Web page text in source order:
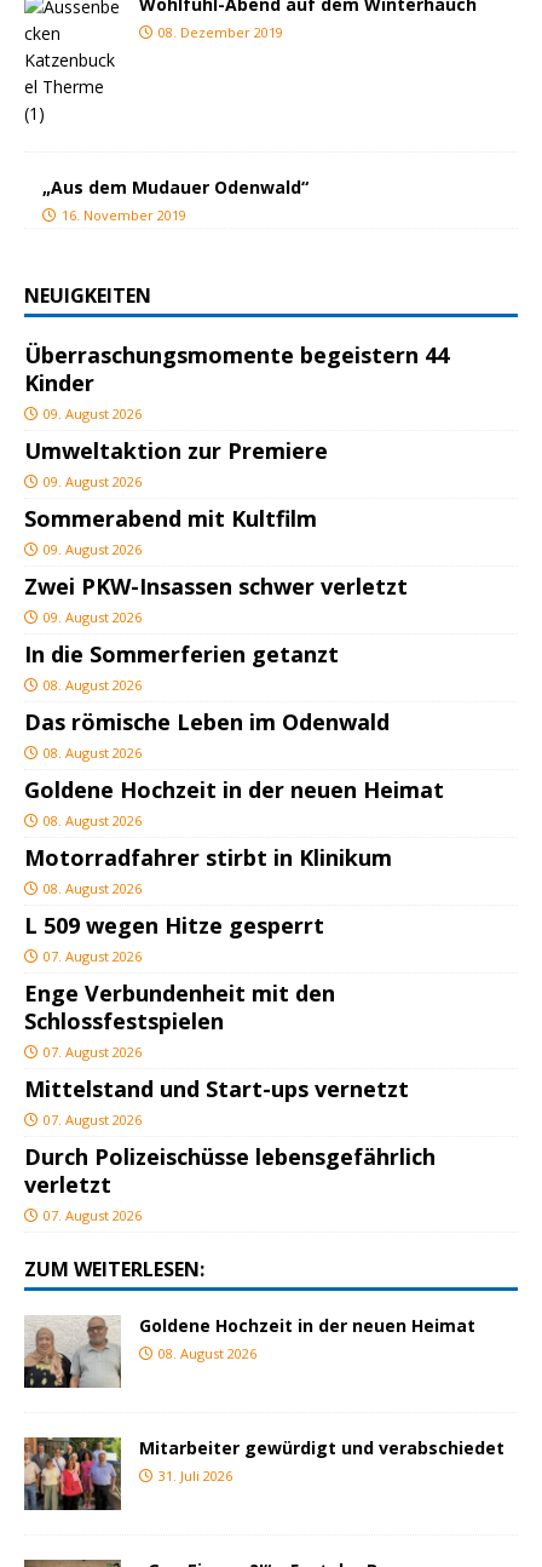
08. Dezember 2019
„Aus dem Mudauer Odenwald“
16. November 2019
NEUIGKEITEN
Überraschungsmomente begeistern 44
Kinder
09. August 2026
Umweltaktion zur Premiere
09. August 2026
Sommerabend mit Kultfilm
09. August 2026
Zwei PKW-Insassen schwer verletzt
09. August 2026
In die Sommerferien getanzt
08. August 2026
Das römische Leben im Odenwald
08. August 2026
Goldene Hochzeit in der neuen Heimat
08. August 2026
Motorradfahrer stirbt in Klinikum
08. August 2026
L 509 wegen Hitze gesperrt
07. August 2026
Enge Verbundenheit mit den
Schlossfestspielen
07. August 2026
Mittelstand und Start-ups vernetzt
07. August 2026
Durch Polizeischüsse lebensgefährlich
verletzt
07. August 2026
ZUM WEITERLESEN:
Goldene Hochzeit in der neuen Heimat
08. August 2026
Mitarbeiter gewürdigt und verabschiedet
31. Juli 2026